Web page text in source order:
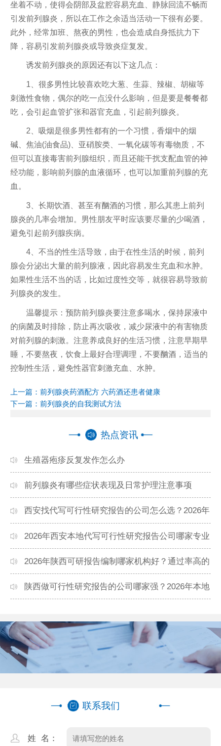
坐着不动，使得会阴部及盆腔容易充血、静脉回流不畅而
引发前列腺炎，所以在工作之余适当活动一下很有必要。
此外，经常加班、熬夜的男性，也会造成自身抵抗力下
降，容易引发前列腺炎或导致炎症复发。
诱发前列腺炎的原因还有以下这几点：
1、很多男性比较喜欢吃大葱、生蒜、辣椒、胡椒等
刺激性食物，偶尔的吃一点没什么影响，但是要是餐餐都
吃，会引起血管扩张和器官充血，引起前列腺炎。
2、吸烟是很多男性都有的一个习惯，香烟中的烟
碱、焦油(油食品)、亚硝胺类、一氧化碳等有毒物质，不
但可以直接毒害前列腺组织，而且还能干扰支配血管的神
经功能，影响前列腺的血液循环，也可以加重前列腺的充
血。
3、长期饮酒、甚至有酗酒的习惯，那么其患上前列
腺炎的几率会增加。男性朋友平时应该要尽量的少喝酒，
避免引起前列腺疾病。
4、不当的性生活导致，由于在性生活的时候，前列
腺会分泌出大量的前列腺液，因此容易发生充血和水肿。
如果性生活不当的话，比如过度性交等，就很容易导致前
列腺炎的发生。
温馨提示：预防前列腺炎要注意多喝水，保持尿液中
的病菌及时排除，防止再次吸收，减少尿液中的有害物质
对前列腺的刺激。注意养成良好的生活习惯，注意早期早
睡，不要熬夜，饮食上最好合理调理，不要酗酒，适当的
控制性生活，避免性器官刺激充血、水肿。
上一篇： 前列腺炎药酒配方 六药酒还患者健康
下一篇： 前列腺炎的自我测试方法
热点资讯
生殖器疱疹反复发作怎么办
前列腺炎有哪些症状表现及日常护理注意事项
西安找代写可行性研究报告的公司怎么选？2026年
本地高口碑机构排名
2026年西安本地代写可行性研究报告公司哪家专业
靠谱？正规团队推荐
2026年陕西可研报告编制哪家机构好？通过率高的
本地公司推荐
陕西做可行性研究报告的公司哪家强？2026年本地
联系我们
姓 名：